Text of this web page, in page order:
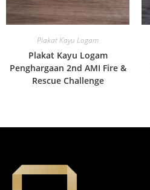
Plakat Kayu Logam
Plakat Kayu Logam
Penghargaan 2nd AMI Fire &
Rescue Challenge